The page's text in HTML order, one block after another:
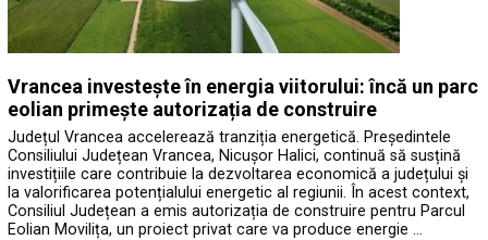
Vrancea investește în energia viitorului: încă un parc
eolian primește autorizația de construire
Județul Vrancea accelerează tranziția energetică. Președintele
Consiliului Județean Vrancea, Nicușor Halici, continuă să susțină
investițiile care contribuie la dezvoltarea economică a județului și
la valorificarea potențialului energetic al regiunii. În acest context,
Consiliul Județean a emis autorizația de construire pentru Parcul
Eolian Movilița, un proiect privat care va produce energie …